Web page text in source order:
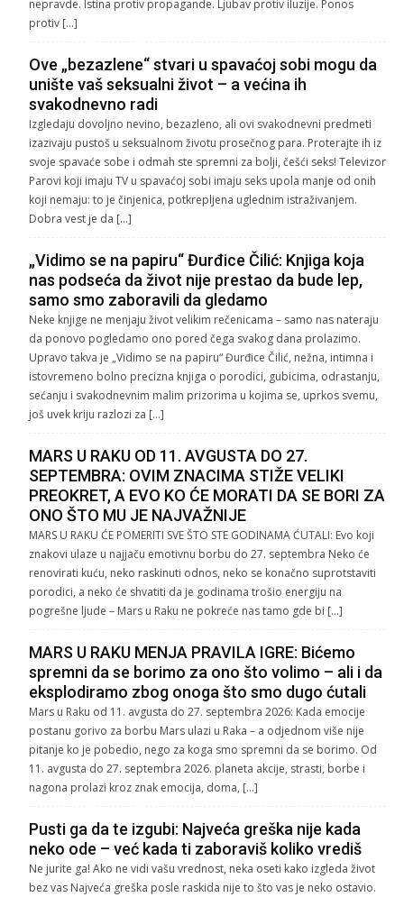
nepravde. Istina protiv propagande. Ljubav protiv iluzije. Ponos
protiv […]
Ove „bezazlene“ stvari u spavaćoj sobi mogu da
unište vaš seksualni život – a većina ih
svakodnevno radi
Izgledaju dovoljno nevino, bezazleno, ali ovi svakodnevni predmeti
izazivaju pustoš u seksualnom životu prosečnog para. Proterajte ih iz
svoje spavaće sobe i odmah ste spremni za bolji, češći seks! Televizor
Parovi koji imaju TV u spavaćoj sobi imaju seks upola manje od onih
koji nemaju: to je činjenica, potkrepljena uglednim istraživanjem.
Dobra vest je da […]
„Vidimo se na papiru“ Đurđice Čilić: Knjiga koja
nas podseća da život nije prestao da bude lep,
samo smo zaboravili da gledamo
Neke knjige ne menjaju život velikim rečenicama – samo nas nateraju
da ponovo pogledamo ono pored čega svakog dana prolazimo.
Upravo takva je „Vidimo se na papiru“ Đurđice Čilić, nežna, intimna i
istovremeno bolno precizna knjiga o porodici, gubicima, odrastanju,
sećanju i svakodnevnim malim prizorima u kojima se, uprkos svemu,
još uvek kriju razlozi za […]
MARS U RAKU OD 11. AVGUSTA DO 27.
SEPTEMBRA: OVIM ZNACIMA STIŽE VELIKI
PREOKRET, A EVO KO ĆE MORATI DA SE BORI ZA
ONO ŠTO MU JE NAJVAŽNIJE
MARS U RAKU ĆE POMERITI SVE ŠTO STE GODINAMA ĆUTALI: Evo koji
znakovi ulaze u najjaču emotivnu borbu do 27. septembra Neko će
renovirati kuću, neko raskinuti odnos, neko se konačno suprotstaviti
porodici, a neko će shvatiti da je godinama trošio energiju na
pogrešne ljude – Mars u Raku ne pokreće nas tamo gde bi […]
MARS U RAKU MENJA PRAVILA IGRE: Bićemo
spremni da se borimo za ono što volimo – ali i da
eksplodiramo zbog onoga što smo dugo ćutali
Mars u Raku od 11. avgusta do 27. septembra 2026: Kada emocije
postanu gorivo za borbu Mars ulazi u Raka – a odjednom više nije
pitanje ko je pobedio, nego za koga smo spremni da se borimo. Od
11. avgusta do 27. septembra 2026. planeta akcije, strasti, borbe i
nagona prolazi kroz znak emocija, doma, […]
Pusti ga da te izgubi: Najveća greška nije kada
neko ode – već kada ti zaboraviš koliko vrediš
Ne jurite ga! Ako ne vidi vašu vrednost, neka oseti kako izgleda život
bez vas Najveća greška posle raskida nije to što vas je neko ostavio.